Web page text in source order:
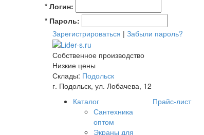
* Логин:
* Пароль:
Зарегистрироваться | Забыли пароль?
Собственное производство
Низкие цены
Склады: Подольск
г. Подольск, ул. Лобачева, 12
Каталог
Сантехника
оптом
Экраны для
Прайс-лист